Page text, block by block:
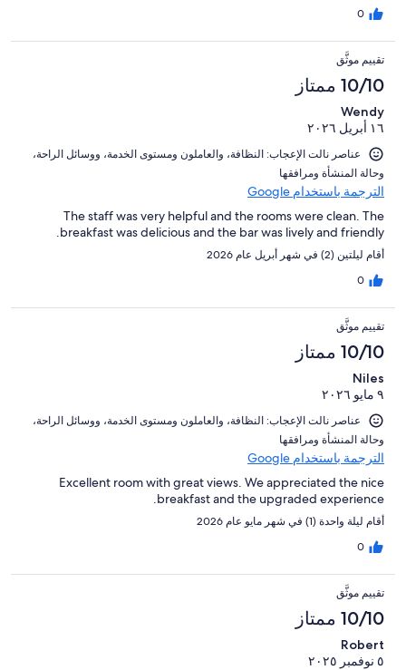
0
تقييم موثَّق
10/10 ممتاز
Wendy
١٦ أبريل ٢٠٢٦
عناصر نالت الإعجاب: ⁦النظافة⁩، و⁦العاملون ومستوى الخدمة⁩، و⁦وسائل الراحة⁩،
و⁦حالة المنشأة ومرافقها⁩
الترجمة باستخدام Google
The staff was very helpful and the rooms were clean. The
breakfast was delicious and the bar was lively and friendly.
أقام ليلتين (2) في شهر أبريل عام 2026
0
تقييم موثَّق
10/10 ممتاز
Niles
٩ مايو ٢٠٢٦
عناصر نالت الإعجاب: ⁦النظافة⁩، و⁦العاملون ومستوى الخدمة⁩، و⁦وسائل الراحة⁩،
و⁦حالة المنشأة ومرافقها⁩
الترجمة باستخدام Google
Excellent room with great views. We appreciated the nice
breakfast and the upgraded experience.
أقام ليلة واحدة (1) في شهر مايو عام 2026
0
تقييم موثَّق
10/10 ممتاز
Robert
٥ نوفمبر ٢٠٢٥